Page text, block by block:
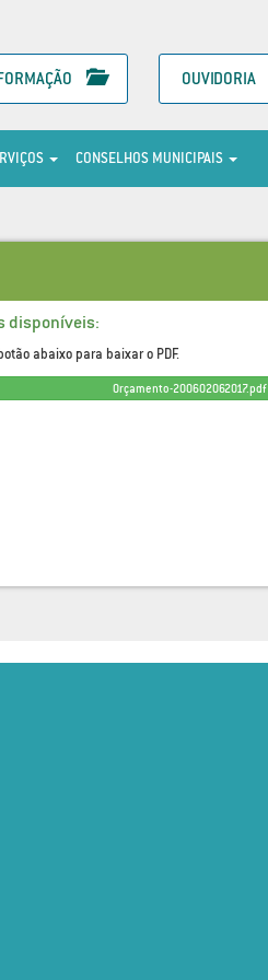
OUVIDORIA
CONSELHOS MUNICIPAIS
disponíveis:
abaixo para baixar o PDF.
Orçamento-200602062017.pdf